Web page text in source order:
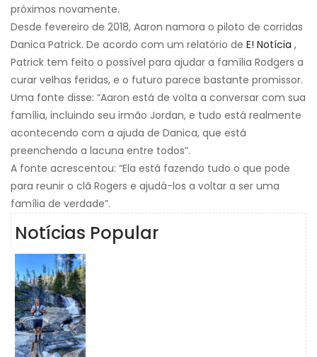
próximos novamente.
Desde fevereiro de 2018, Aaron namora o piloto de corridas
Danica Patrick. De acordo com um relatório de E! Notícia ,
Patrick tem feito o possível para ajudar a família Rodgers a
curar velhas feridas, e o futuro parece bastante promissor.
Uma fonte disse: “Aaron está de volta a conversar com sua
família, incluindo seu irmão Jordan, e tudo está realmente
acontecendo com a ajuda de Danica, que está
preenchendo a lacuna entre todos”.
A fonte acrescentou: “Ela está fazendo tudo o que pode
para reunir o clã Rogers e ajudá-los a voltar a ser uma
família de verdade”.
Notícias Popular